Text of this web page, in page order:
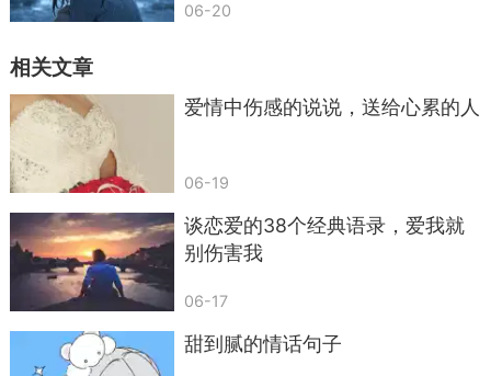
语言若是脱离行动，就会沦为敷衍的空话。这
句话适合周末空闲的时候说出口，说完就主动去打
扫卫生、清洗碗筷、采购食材。女性日复一日包揽
家务，身体和精神都会长期劳累，比起空泛的安
慰，承诺分担事务，并且立刻付诸行动，会让她真
切感受到被体恤。很多时候女性想要的并不多，只
是希望自己的辛劳能被体谅，愿意主动分担琐事，
配合这句暖心的话语，能极大地减轻她的生活负
担，感情也会在互相分担中愈发和睦。
第九句：每次静下心来回想，能和你相伴到
老，是我这辈子很幸运的一件事。
06-20
相关文章
爱情中伤感的说说，送给心累的人
06-19
谈恋爱的38个经典语录，爱我就
别伤害我
06-17
甜到腻的情话句子